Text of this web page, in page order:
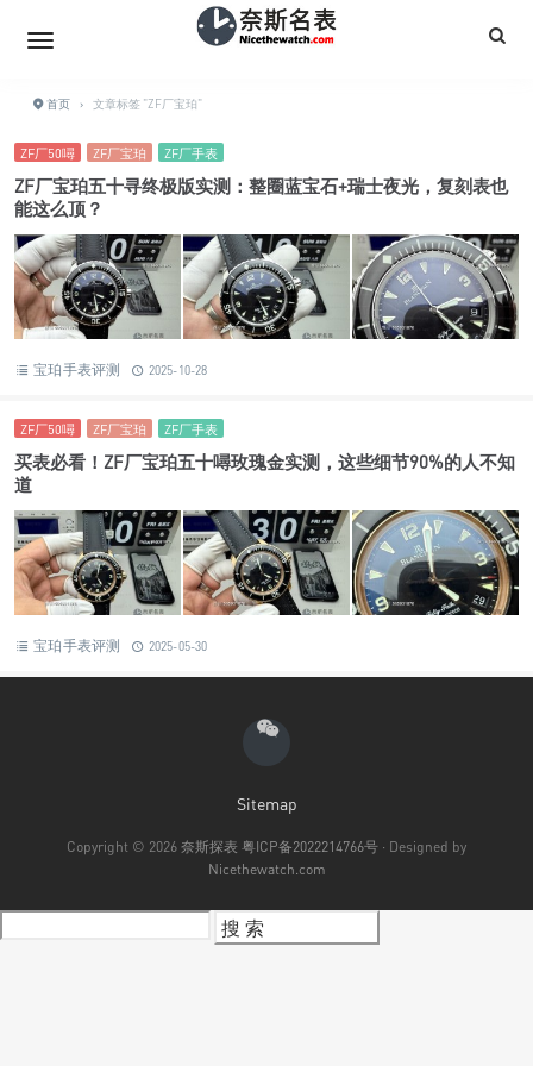
首页 › 文章标签 "ZF厂宝珀"
ZF厂50噚 ZF厂宝珀 ZF厂手表
ZF厂宝珀五十寻终极版实测：整圈蓝宝石+瑞士夜光，复刻表也
能这么顶？
宝珀手表评测 2025-10-28
ZF厂50噚 ZF厂宝珀 ZF厂手表
买表必看！ZF厂宝珀五十噚玫瑰金实测，这些细节90%的人不知
道
宝珀手表评测 2025-05-30
Sitemap
Copyright © 2026 奈斯探表 粤ICP备2022214766号 · Designed by
Nicethewatch.com